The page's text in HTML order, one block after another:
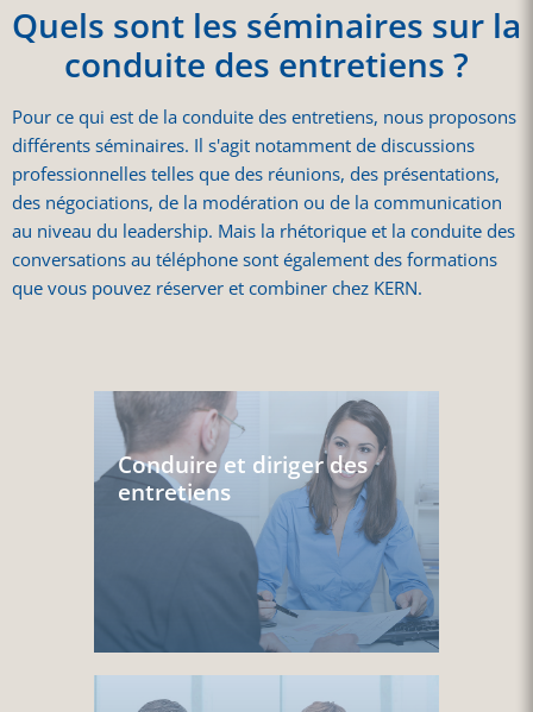
Quels sont les séminaires sur la
conduite des entretiens ?
Pour ce qui est de la conduite des entretiens, nous proposons
différents séminaires. Il s'agit notamment de discussions
professionnelles telles que des réunions, des présentations,
des négociations, de la modération ou de la communication
au niveau du leadership. Mais la rhétorique et la conduite des
conversations au téléphone sont également des formations
que vous pouvez réserver et combiner chez KERN.
Conduire et diriger des
entretiens